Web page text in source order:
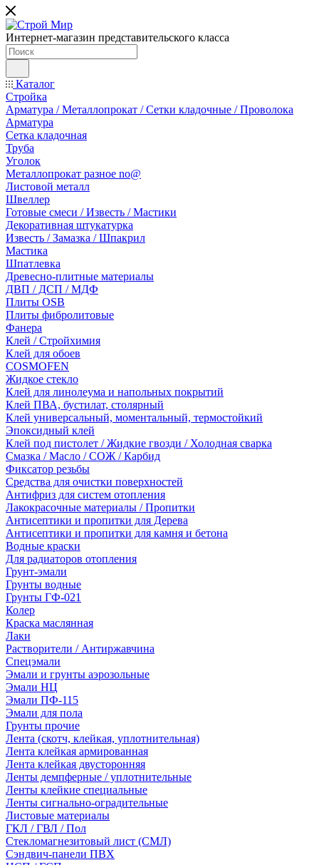
Интернет-магазин представительского класса
Каталог
Стройка
Арматура / Металлопрокат / Сетки кладочные / Проволока
Арматура
Сетка кладочная
Труба
Уголок
Металлопрокат разное no@
Листовой металл
Швеллер
Готовые смеси / Известь / Мастики
Декоративная штукатурка
Известь / Замазка / Шпакрил
Мастика
Шпатлевка
Древесно-плитные материалы
ДВП / ДСП / МДФ
Плиты OSB
Плиты фибролитовые
Фанера
Клей / Стройхимия
Клей для обоев
COSMOFEN
Жидкое стекло
Клей для линолеума и напольных покрытий
Клей ПВА, бустилат, столярный
Клей универсальный, моментальный, термостойкий
Эпоксидный клей
Клей под пистолет / Жидкие гвозди / Холодная сварка
Смазка / Масло / СОЖ / Карбид
Фиксатор резьбы
Средства для очистки поверхностей
Антифриз для систем отопления
Лакокрасочные материалы / Пропитки
Антисептики и пропитки для Дерева
Антисептики и пропитки для камня и бетона
Водные краски
Для радиаторов отопления
Грунт-эмали
Грунты водные
Грунты ГФ-021
Колер
Краска маслянная
Лаки
Растворители / Антиржавчина
Спецэмали
Эмали и грунты аэрозольные
Эмали НЦ
Эмали ПФ-115
Эмали для пола
Грунты прочие
Лента (скотч, клейкая, уплотнительная)
Лента клейкая армированная
Лента клейкая двусторонняя
Ленты демпферные / уплотнительные
Ленты клейкие специальные
Ленты сигнально-оградительные
Листовые материалы
ГКЛ / ГВЛ / Пол
Стекломагнезитовый лист (СМЛ)
Сэндвич-панели ПВХ